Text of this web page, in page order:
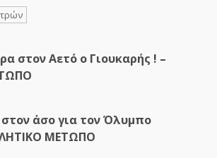
στον Αετό ο Γιουκαρής ! –
άσο για τον Όλυμπο
ΜΕΤΩΠΟ